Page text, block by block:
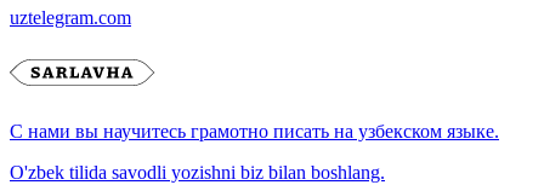
uztelegram.com
С нами вы научитесь грамотно писать на узбекском языке.
O'zbek tilida savodli yozishni biz bilan boshlang.